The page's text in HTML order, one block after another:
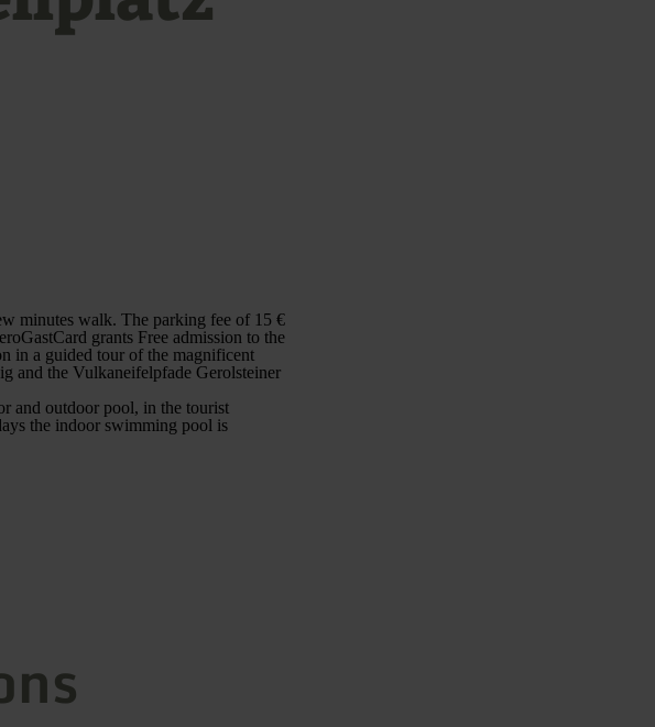
minutes walk. The parking fee of 15 €
grants Free admission to the
in a guided tour of the magnificent
and the Vulkaneifelpfade Gerolsteiner
and outdoor pool, in the tourist
the indoor swimming pool is